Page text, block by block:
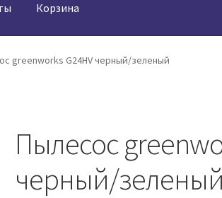
Корзина
greenworks G24HV черный/зеленый
Пылесос
черный/